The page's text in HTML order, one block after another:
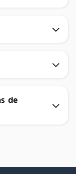
de